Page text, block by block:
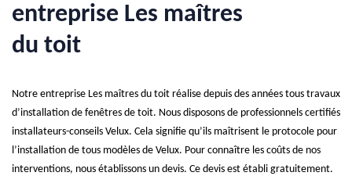
entreprise Les maîtres
du toit
Notre entreprise Les maîtres du toit réalise depuis des années tous travaux
d’installation de fenêtres de toit. Nous disposons de professionnels certifiés
installateurs-conseils Velux. Cela signifie qu’ils maîtrisent le protocole pour
l’installation de tous modèles de Velux. Pour connaître les coûts de nos
interventions, nous établissons un devis. Ce devis est établi gratuitement.